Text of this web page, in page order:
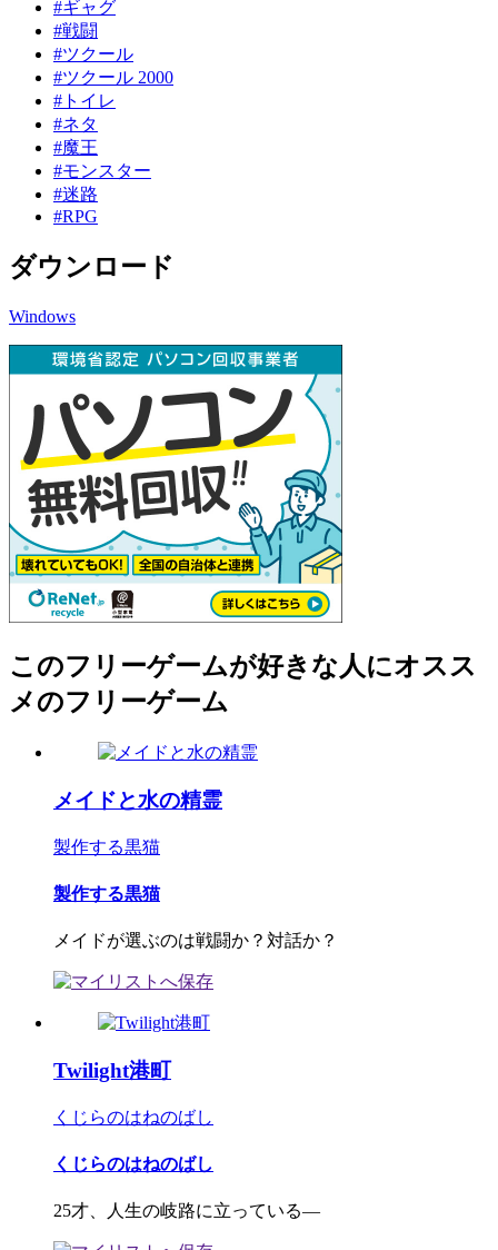
#ギャグ
#戦闘
#ツクール
#ツクール 2000
#トイレ
#ネタ
#魔王
#モンスター
#迷路
#RPG
ダウンロード
Windows
このフリーゲームが好きな人にオスス
メのフリーゲーム
メイドと水の精霊
製作する黒猫
製作する黒猫
メイドが選ぶのは戦闘か？対話か？
Twilight港町
くじらのはねのばし
くじらのはねのばし
25才、人生の岐路に立っている―